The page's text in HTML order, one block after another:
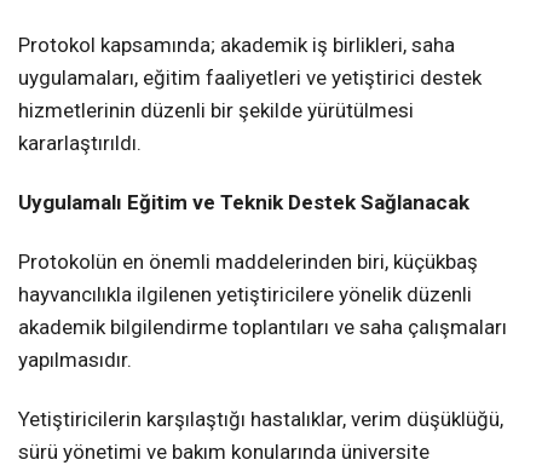
Protokol kapsamında; akademik iş birlikleri, saha
uygulamaları, eğitim faaliyetleri ve yetiştirici destek
hizmetlerinin düzenli bir şekilde yürütülmesi
kararlaştırıldı.
Uygulamalı Eğitim ve Teknik Destek Sağlanacak
Protokolün en önemli maddelerinden biri, küçükbaş
hayvancılıkla ilgilenen yetiştiricilere yönelik düzenli
akademik bilgilendirme toplantıları ve saha çalışmaları
yapılmasıdır.
Yetiştiricilerin karşılaştığı hastalıklar, verim düşüklüğü,
sürü yönetimi ve bakım konularında üniversite